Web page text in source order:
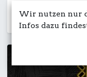
Kulturdeck Club
Wir nutzen nur
Infos dazu